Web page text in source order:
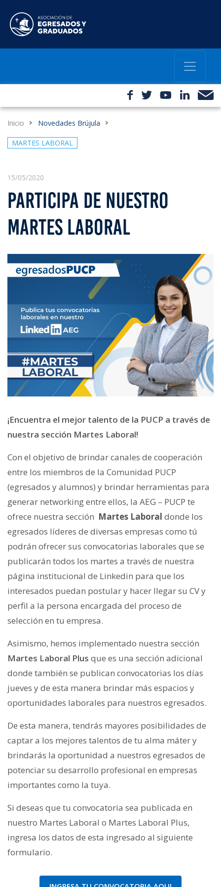
Inicio Novedades Brújula
MARTES LABORAL
15/05/2020
PARTICIPA DE NUESTRO
MARTES LABORAL
¡Encuentra el mejor talento de la PUCP a través de
nuestra sección Martes Laboral!
Con el objetivo de brindar canales de cooperación
entre los miembros de la Comunidad PUCP
(egresados y alumnos) y brindar herramientas para
generar networking entre ellos, la AEG – PUCP te
ofrece nuestra sección Martes Laboral donde los
egresados líderes de diversas empresas como tú
podrán ofrecer sus convocatorias laborales que se
publicarán todos los martes a través de nuestra
página institucional de Linkedin para que los
interesados puedan postular y hacer llegar su CV y
perfil a la persona encargada del proceso de
selección en tu empresa.
Asimismo, hemos implementado nuestra sección
Martes Laboral Plus que es una sección adicional
donde también se publican convocatorias los días
jueves y de esta manera brindar más espacios y
oportunidades laborales para nuestros egresados.
De esta manera, tendrás mayores posibilidades de
captar a los mejores talentos de tu alma máter y
brindarás la oportunidad a nuestros egresados de
potenciar su desarrollo profesional en empresas
importantes como la tuya.
Si deseas que tu convocatoria sea publicada en
nuestro Martes Laboral o Martes Laboral Plus,
ingresa los datos de esta ingresado al siguiente
formulario.